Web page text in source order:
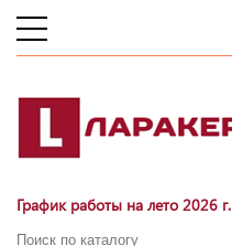
График работы на лето 2026 г.